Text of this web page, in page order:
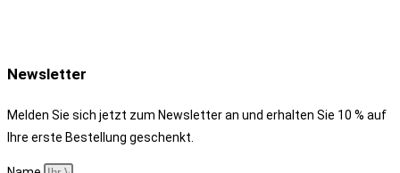
Newsletter
Melden Sie sich jetzt zum Newsletter an und erhalten Sie 10 % auf
Ihre erste Bestellung geschenkt.